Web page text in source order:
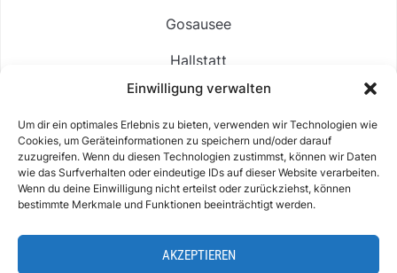
Einwilligung verwalten
Um dir ein optimales Erlebnis zu bieten, verwenden wir Technologien wie
Cookies, um Geräteinformationen zu speichern und/oder darauf
zuzugreifen. Wenn du diesen Technologien zustimmst, können wir Daten
wie das Surfverhalten oder eindeutige IDs auf dieser Website verarbeiten.
Wenn du deine Einwilligung nicht erteilst oder zurückziehst, können
bestimmte Merkmale und Funktionen beeinträchtigt werden.
AKZEPTIEREN
Gosausee
Hallstatt
Langbathsee
Altausseer See
Hintersee
IMPRESSUM & KONTAKT